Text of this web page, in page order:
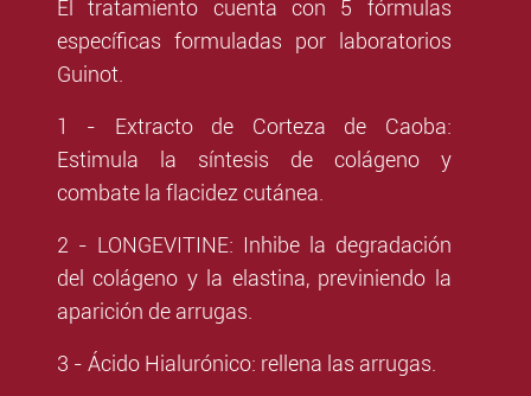
El tratamiento cuenta con 5 fórmulas
específicas formuladas por laboratorios
Guinot.
1 - Extracto de Corteza de Caoba:
Estimula la síntesis de colágeno y
combate la flacidez cutánea.
2 - LONGEVITINE: Inhibe la degradación
del colágeno y la elastina, previniendo la
aparición de arrugas.
3 - Ácido Hialurónico: rellena las arrugas.